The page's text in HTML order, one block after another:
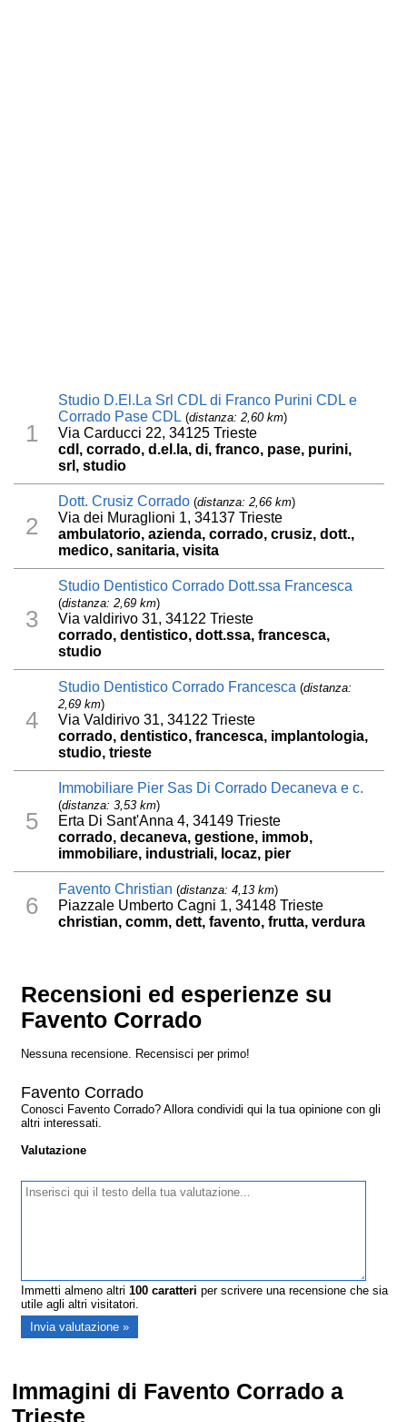
1
Studio D.El.La Srl CDL di Franco Purini CDL e
Corrado Pase CDL (distanza: 2,60 km)
Via Carducci 22, 34125 Trieste
cdl, corrado, d.el.la, di, franco, pase, purini,
srl, studio
2
Dott. Crusiz Corrado (distanza: 2,66 km)
Via dei Muraglioni 1, 34137 Trieste
ambulatorio, azienda, corrado, crusiz, dott.,
medico, sanitaria, visita
3
Studio Dentistico Corrado Dott.ssa Francesca
(distanza: 2,69 km)
Via valdirivo 31, 34122 Trieste
corrado, dentistico, dott.ssa, francesca,
studio
4
Studio Dentistico Corrado Francesca (distanza:
2,69 km)
Via Valdirivo 31, 34122 Trieste
corrado, dentistico, francesca, implantologia,
studio, trieste
5
Immobiliare Pier Sas Di Corrado Decaneva e c.
(distanza: 3,53 km)
Erta Di Sant'Anna 4, 34149 Trieste
corrado, decaneva, gestione, immob,
immobiliare, industriali, locaz, pier
6
Favento Christian (distanza: 4,13 km)
Piazzale Umberto Cagni 1, 34148 Trieste
christian, comm, dett, favento, frutta, verdura
Recensioni ed esperienze su
Favento Corrado
Nessuna recensione. Recensisci per primo!
Favento Corrado
Conosci Favento Corrado? Allora condividi qui la tua opinione con gli
altri interessati.
Valutazione
Immetti almeno altri100 caratteri per scrivere una recensione che sia
utile agli altri visitatori.
Immagini di Favento Corrado a